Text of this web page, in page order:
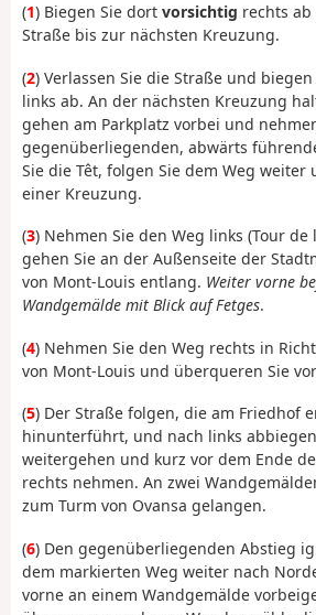
(1) Biegen Sie dort vorsichtig rechts
Straße bis zur nächsten Kreuzung.
(2) Verlassen Sie die Straße und
links ab. An der nächsten Kreuzung
gehen am Parkplatz vorbei und
gegenüberliegenden, abwärts
Sie die Têt, folgen Sie dem Weg weiter
einer Kreuzung.
(3) Nehmen Sie den Weg links (Tour de
gehen Sie an der Außenseite der
von Mont-Louis entlang. Weiter vorne
Wandgemälde mit Blick auf Fetges.
(4) Nehmen Sie den Weg rechts in
von Mont-Louis und überqueren Sie
(5) Der Straße folgen, die am Friedhof
hinunterführt, und nach links
weitergehen und kurz vor dem Ende
rechts nehmen. An zwei
zum Turm von Ovansa gelangen.
(6) Den gegenüberliegenden Abstieg
dem markierten Weg weiter nach
vorne an einem Wandgemälde